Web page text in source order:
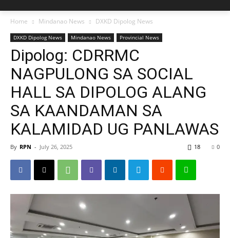
Home Mindanao News DXKD Dipolog News
DXKD Dipolog News Mindanao News Provincial News
Dipolog: CDRRMC
NAGPULONG SA SOCIAL
HALL SA DIPOLOG ALANG
SA KAANDAMAN SA
KALAMIDAD UG PANLAWAS
By RPN - July 26, 2025 0
18